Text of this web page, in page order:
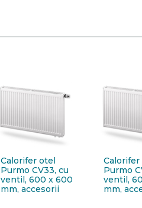
Calorifer otel
Purmo CV33, cu
ventil, 600 x 600
mm, accesorii
Purmo
ventil,
mm,